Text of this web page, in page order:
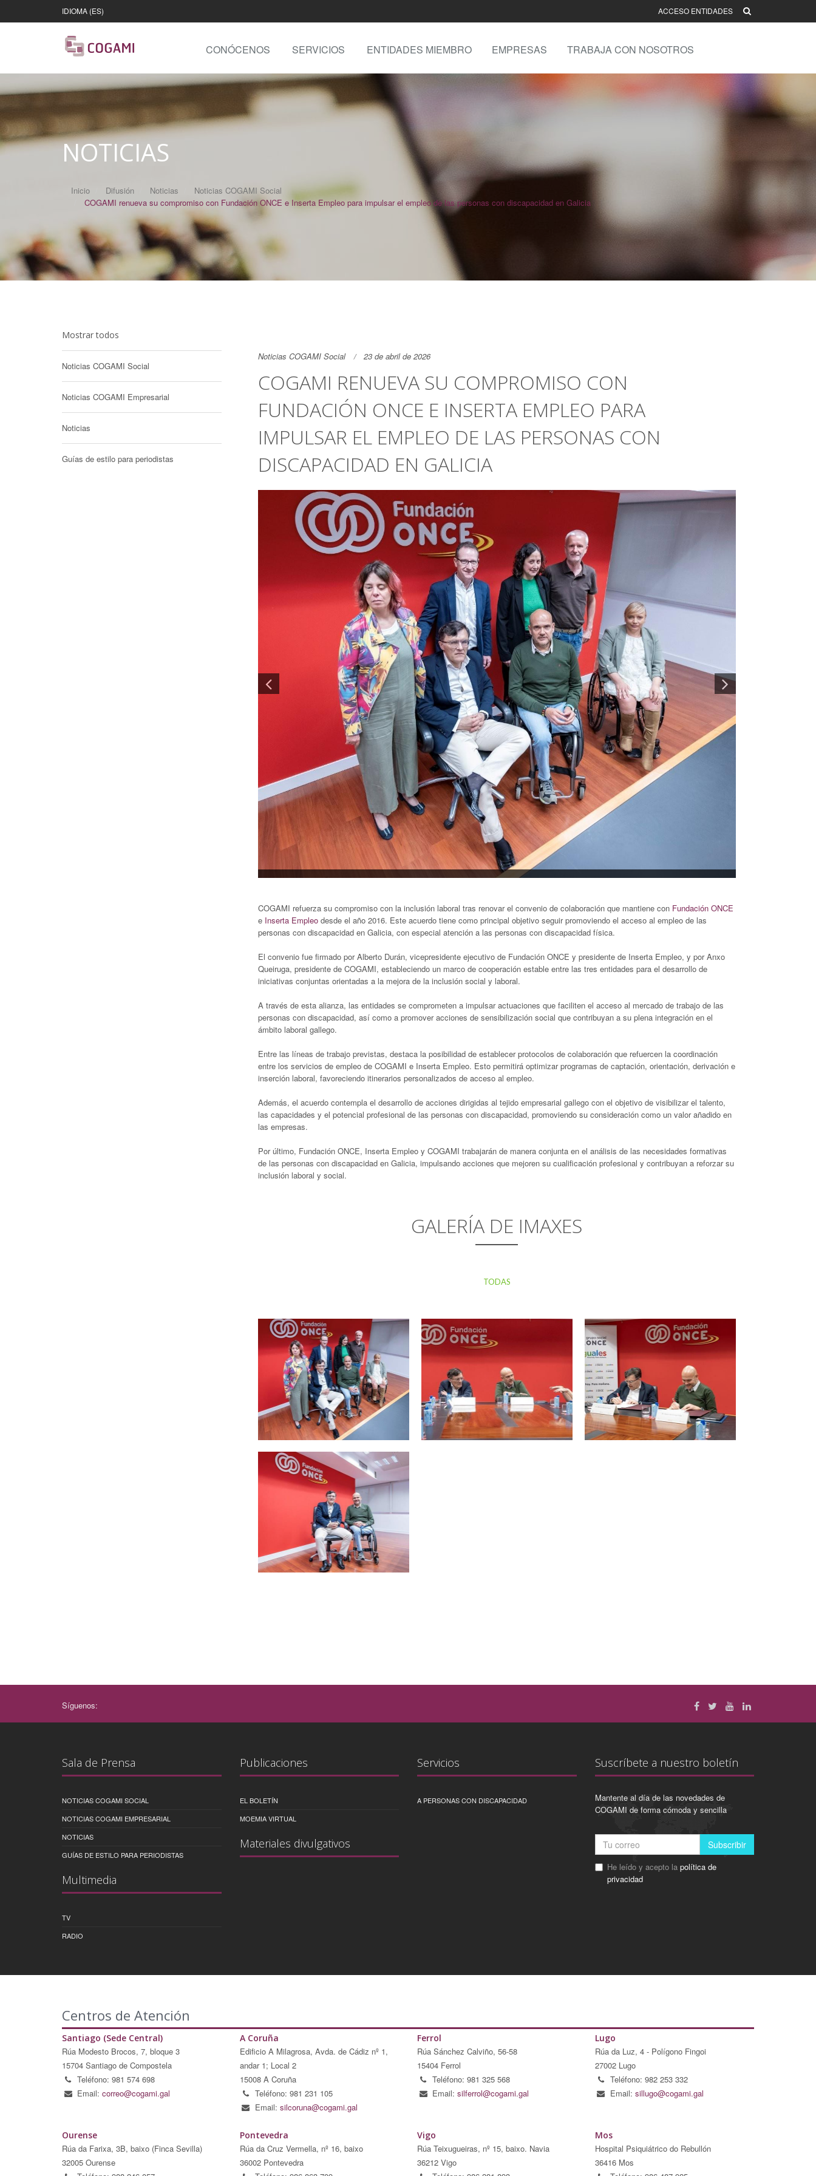
IDIOMA (ES) ACCESO ENTIDADES
CONÓCENOS SERVICIOS ENTIDADES MIEMBRO EMPRESAS TRABAJA CON NOSOTROS
NOTICIAS
Inicio Difusión Noticias
Noticias COGAMI Social
COGAMI renueva su compromiso con Fundación ONCE e Inserta Empleo para impulsar el empleo de las personas con discapacidad en Galicia
Noticias COGAMI Social 23 de abril de 2026
COGAMI RENUEVA SU COMPROMISO CON
FUNDACIÓN ONCE E INSERTA EMPLEO PARA
IMPULSAR EL EMPLEO DE LAS PERSONAS CON
DISCAPACIDAD EN GALICIA
COGAMI refuerza su compromiso con la inclusión laboral tras renovar el convenio de colaboración que mantiene con Fundación ONCE
eInserta Empleodesde el año 2016. Este acuerdo tiene como principal objetivo seguir promoviendo el acceso al empleo de las
personas con discapacidad en Galicia, con especial atención a las personas con discapacidad física.
El convenio fue firmado por Alberto Durán, vicepresidente ejecutivo de Fundación ONCE y presidente de Inserta Empleo, y por Anxo
Queiruga, presidente de COGAMI, estableciendo un marco de cooperación estable entre las tres entidades para el desarrollo de
iniciativas conjuntas orientadas a la mejora de la inclusión social y laboral.
A través de esta alianza, las entidades se comprometen a impulsar actuaciones que faciliten el acceso al mercado de trabajo de las
personas con discapacidad, así como a promover acciones de sensibilización social que contribuyan a su plena integración en el
ámbito laboral gallego.
Entre las líneas de trabajo previstas, destaca la posibilidad de establecer protocolos de colaboración que refuercen la coordinación
entre los servicios de empleo de COGAMI e Inserta Empleo. Esto permitirá optimizar programas de captación, orientación, derivación e
inserción laboral, favoreciendo itinerarios personalizados de acceso al empleo.
Además, el acuerdo contempla el desarrollo de acciones dirigidas al tejido empresarial gallego con el objetivo de visibilizar el talento,
las capacidades y el potencial profesional de las personas con discapacidad, promoviendo su consideración como un valor añadido en
las empresas.
Por último, Fundación ONCE, Inserta Empleo y COGAMI trabajarán de manera conjunta en el análisis de las necesidades formativas
de las personas con discapacidad en Galicia, impulsando acciones que mejoren su cualificación profesional y contribuyan a reforzar su
inclusión laboral y social.
GALERÍA DE IMAXES
TODAS
Mostrar todos
Noticias COGAMI Social
Noticias COGAMI Empresarial
Noticias
Guías de estilo para periodistas
Síguenos:
Sala de Prensa
NOTICIAS COGAMI SOCIAL
NOTICIAS COGAMI EMPRESARIAL
NOTICIAS
GUÍAS DE ESTILO PARA PERIODISTAS
Multimedia
TV
RADIO
Publicaciones
EL BOLETÍN
MOEMIA VIRTUAL
Materiales divulgativos
Servicios
A PERSONAS CON DISCAPACIDAD
Suscríbete a nuestro boletín
Mantente al día de las novedades de
COGAMI de forma cómoda y sencilla
Subscribir
He leído y acepto la política de
privacidad
Centros de Atención
Santiago (Sede Central)
Rúa Modesto Brocos, 7, bloque 3
15704 Santiago de Compostela
Teléfono: 981 574 698
Email: correo@cogami.gal
A Coruña
Edificio A Milagrosa, Avda. de Cádiz nº 1,
andar 1; Local 2
15008 A Coruña
Teléfono: 981 231 105
Email: silcoruna@cogami.gal
Ferrol
Rúa Sánchez Calviño, 56-58
15404 Ferrol
Teléfono: 981 325 568
Email: silferrol@cogami.gal
Lugo
Rúa da Luz, 4 - Polígono Fingoi
27002 Lugo
Teléfono: 982 253 332
Email: sillugo@cogami.gal
Ourense
Rúa da Farixa, 3B, baixo (Finca Sevilla)
32005 Ourense
Pontevedra
Rúa da Cruz Vermella, nº 16, baixo
36002 Pontevedra
Vigo
Rúa Teixugueiras, nº 15, baixo. Navia
36212 Vigo
Mos
Hospital Psiquiátrico do Rebullón
36416 Mos